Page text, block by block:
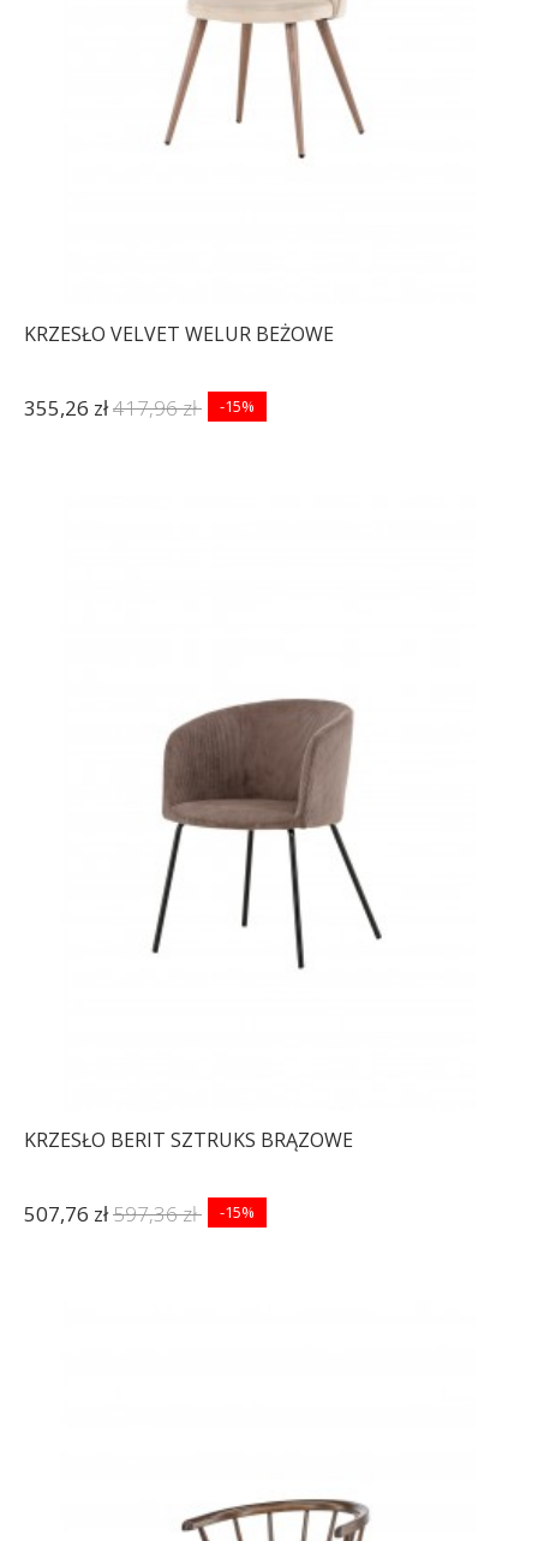
KRZESŁO VELVET WELUR BEŻOWE
355,26 zł417,96 zł -15%
KRZESŁO BERIT SZTRUKS BRĄZOWE
507,76 zł597,36 zł -15%